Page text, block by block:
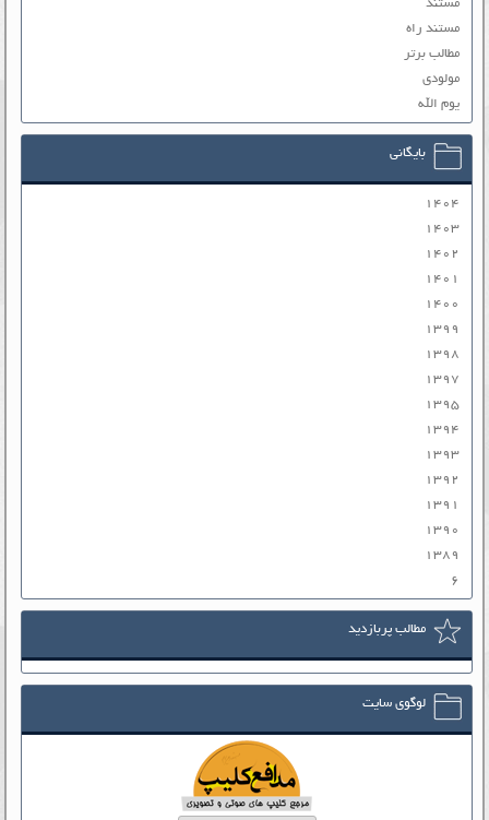
مستند
مستند راه
مطالب برتر
مولودی
یوم الله
بایگانی
۱۴۰۴
۱۴۰۳
۱۴۰۲
۱۴۰۱
۱۴۰۰
۱۳۹۹
۱۳۹۸
۱۳۹۷
۱۳۹۵
۱۳۹۴
۱۳۹۳
۱۳۹۲
۱۳۹۱
۱۳۹۰
۱۳۸۹
۶
مطالب پربازدید
لوگوی سایت